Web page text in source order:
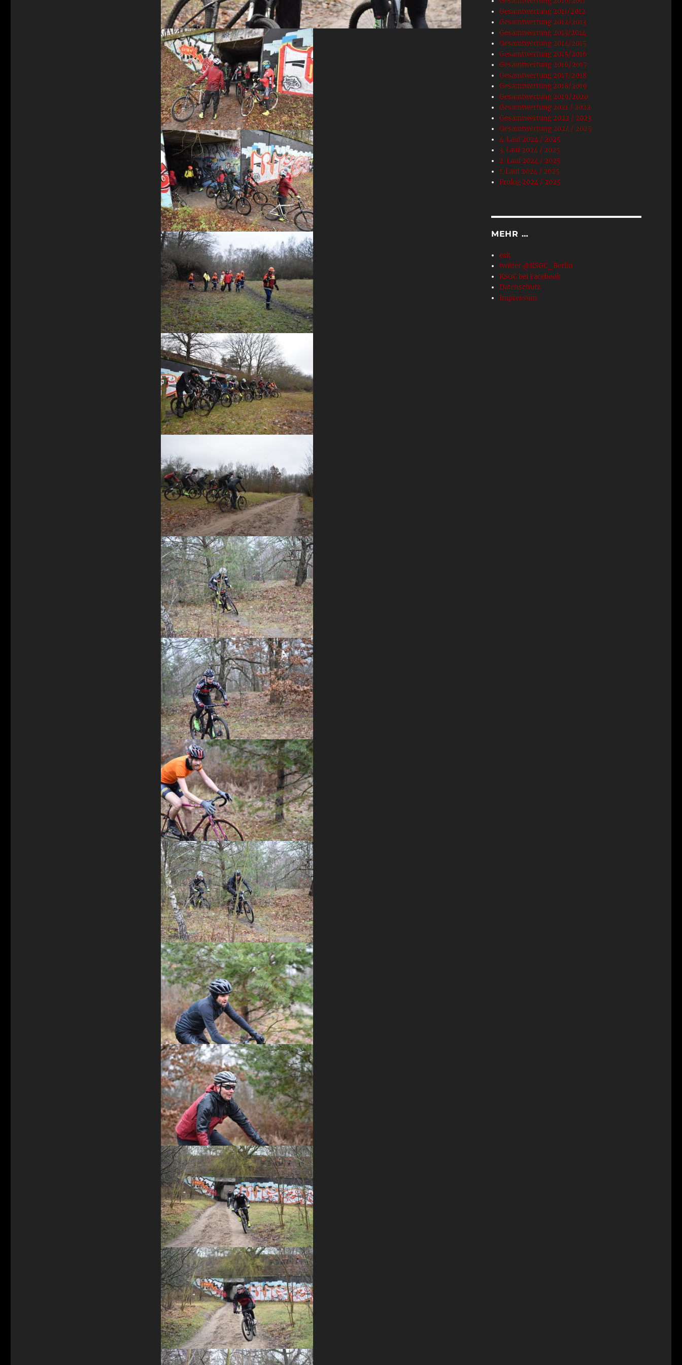
Gesamtwertung 2011/2012
Gesamtwertung 2012/2013
Gesamtwertung 2013/2014
Gesamtwertung 2014/2015
Gesamtwertung 2015/2016
Gesamtwertung 2016/2017
Gesamtwertung 2017/2018
Gesamtwertung 2018/2019
Gesamtwertung 2019/2020
Gesamtwertung 2021 / 2022
Gesamtwertung 2022 / 2023
Gesamtwertung 2024 / 2025
4. Lauf 2024 / 2025
3. Lauf 2024 / 2025
2. Lauf 2024 / 2025
1. Lauf 2024 / 2025
Prolog 2024 / 2025
MEHR …
esk
twitter @KSGC_Berlin
KSGC bei Facebook
Datenschutz
Impressum